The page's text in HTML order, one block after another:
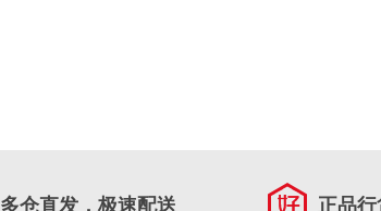
多仓直发，极速配送 正品